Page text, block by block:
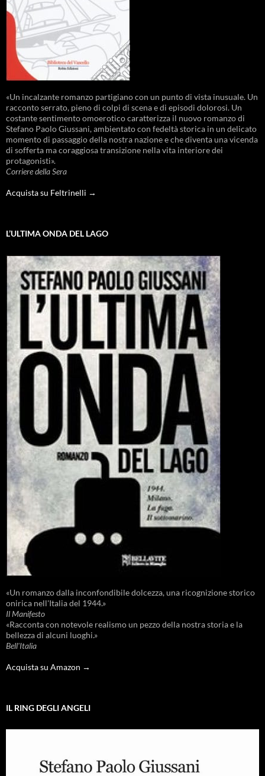
«Un incalzante romanzo partigiano con un punto di vista inusuale. Un
racconto serrato, pieno di colpi di scena e di episodi dolorosi. Un
costante sentimento omoerotico caratterizza il nuovo romanzo di
Stefano Paolo Giussani, ambientato con fedeltà storica in un delicato
momento di passaggio della nostra nazione e che diventa una vicenda
di sofferta ma coraggiosa transizione nella vita interiore dei
protagonisti».
Corriere della Sera
Acquista su Feltrinelli →
L’ULTIMA ONDA DEL LAGO
«Un romanzo dalla inconfondibile dolcezza, una ricognizione storico
onirica nell'Italia del 1944.»
Il Manifesto
«Racconta con notevole realismo un pezzo della nostra storia e la
bellezza di alcuni luoghi.»
Bell'Italia
Acquista su Amazon →
IL RING DEGLI ANGELI